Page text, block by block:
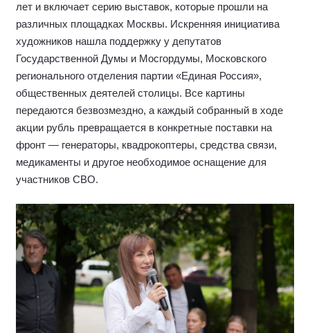
лет и включает серию выставок, которые прошли на
различных площадках Москвы. Искренняя инициатива
художников нашла поддержку у депутатов
Государственной Думы и Мосгордумы, Московского
регионального отделения партии «Единая Россия»,
общественных деятелей столицы. Все картины
передаются безвозмездно, а каждый собранный в ходе
акции рубль превращается в конкретные поставки на
фронт — генераторы, квадрокоптеры, средства связи,
медикаменты и другое необходимое оснащение для
участников СВО.